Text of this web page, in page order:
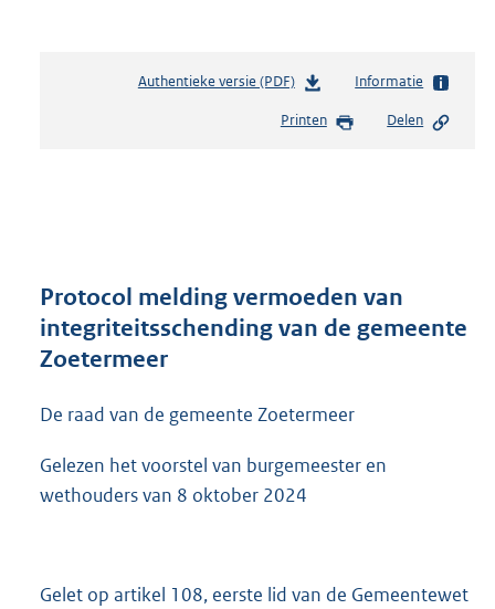
Authentieke versie (PDF)b
s
r
o
0
9
Informatie
Printen Delen
Protocol melding vermoeden van
integriteitsschending van de gemeente
Zoetermeer
De raad van de gemeente Zoetermeer
Gelezen het voorstel van burgemeester en
wethouders van 8 oktober 2024
Gelet op artikel 108, eerste lid van de Gemeentewet